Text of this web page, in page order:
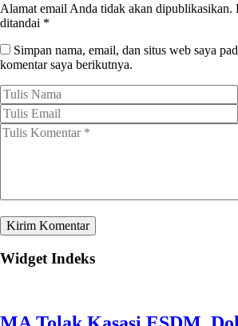
Alamat email Anda tidak akan dipublikasikan.
ditandai *
Simpan nama, email, dan situs web saya
komentar saya berikutnya.
Widget Indeks